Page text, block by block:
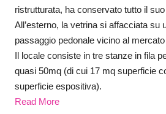
ristrutturata, ha conservato tutto il
All’esterno, la vetrina si affacciata su
passaggio pedonale vicino al mercato
Il locale consiste in tre stanze in fila
quasi 50mq (di cui 17 mq superficie
superficie espositiva).
Read More